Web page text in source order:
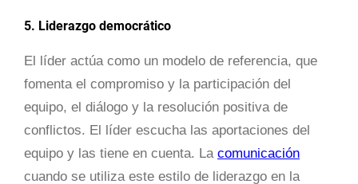
5. Liderazgo democrático
El líder actúa como un modelo de referencia, que
fomenta el compromiso y la participación del
equipo, el diálogo y la resolución positiva de
conflictos. El líder escucha las aportaciones del
equipo y las tiene en cuenta. La comunicación
cuando se utiliza este estilo de liderazgo en la